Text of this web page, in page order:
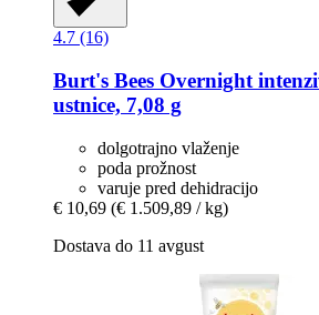
4.7 (16)
Burt's Bees Overnight
ustnice, 7,08 g
dolgotrajno vlaženje
poda prožnost
varuje pred dehidracijo
€ 10,69 (€ 1.509,89 / kg)
Dostava do 11 avgust